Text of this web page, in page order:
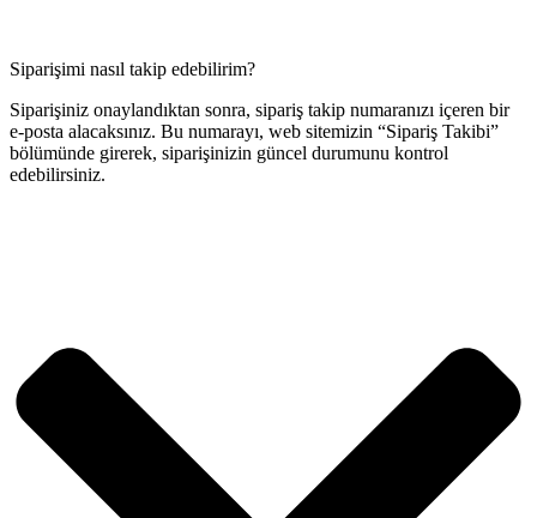
Siparişimi nasıl takip edebilirim?
Siparişiniz onaylandıktan sonra, sipariş takip numaranızı içeren bir
e-posta alacaksınız. Bu numarayı, web sitemizin “Sipariş Takibi”
bölümünde girerek, siparişinizin güncel durumunu kontrol
edebilirsiniz.